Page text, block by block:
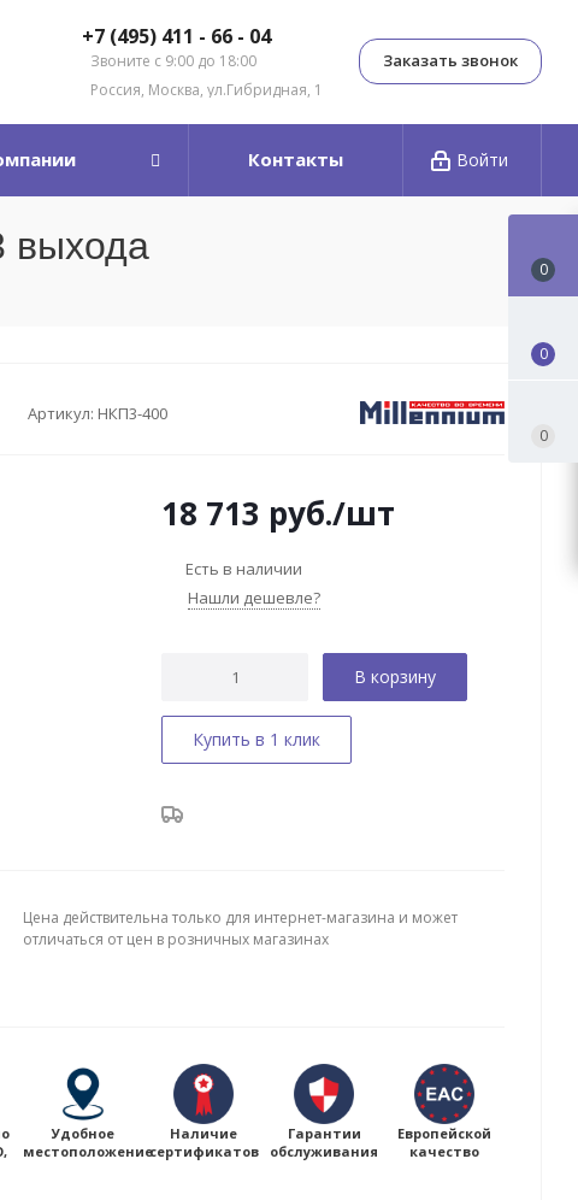
+7 (495) 411 - 66 - 04
Звоните с 9:00 до 18:00
Россия, Москва, ул.Гибридная, 1
Заказать звонок
Войти
Контакты
выхода
Артикул: НКП3-400
18 713 руб./шт
Есть в наличии
Нашли дешевле?
В корзину
Купить в 1 клик
Цена действительна только для интернет-магазина и может
отличаться от цен в розничных магазинах
Удобное
местоположение
Наличие
сертификатов
Гарантии
обслуживания
Европейской
качество
0
0
0